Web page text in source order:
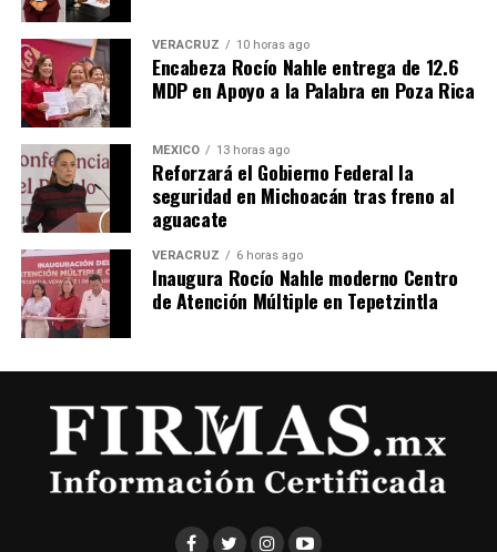
VERACRUZ 10 horas ago
Encabeza Rocío Nahle entrega de 12.6
MDP en Apoyo a la Palabra en Poza Rica
MÉXICO 13 horas ago
Reforzará el Gobierno Federal la
seguridad en Michoacán tras freno al
aguacate
VERACRUZ 6 horas ago
Inaugura Rocío Nahle moderno Centro
de Atención Múltiple en Tepetzintla